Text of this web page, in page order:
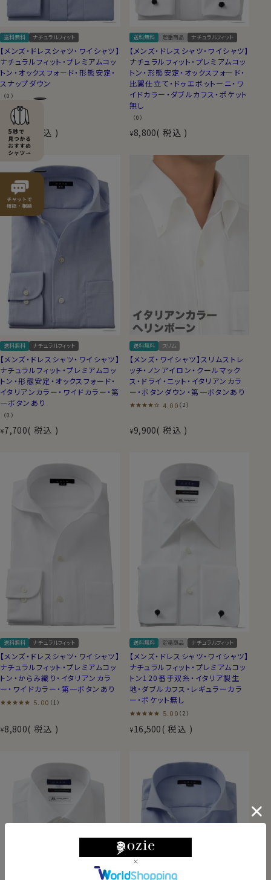
送料無料 ナチュラルフィット
【メンズ・ドレスシャツ・ワイシャツ】
ナチュラルフィット・プレミアムコッ
トン・オックスフォード・形態安定・
スナップダウン
（0）
7,700 税込
送料無料 定番商品 ナチュラルフィット
【メンズ・ドレスシャツ・ワイシャツ】
ナチュラルフィット・プレミアムコッ
トン・形態安定・オックスフォード・
比翼仕立て・ドゥエボットーニ・ワ
イドカラー・ダブルカフス・ポケット
無し
（0）
¥8,800 税込
送料無料 ナチュラルフィット
【メンズ・ドレスシャツ・ワイシャツ】
ナチュラルフィット・プレミアムコッ
トン・形態安定・オックスフォード・
イタリアンカラー・ワイドカラー・第
一ボタンあり
（0）
¥7,700 税込
送料無料 スリム
【メンズ・ワイシャツ】スリムストレ
ッチ・ノンアイロン・クールマック
ス・ドライ・ニット・イタリアンカラ
ー・ボタンダウン・第一ボタンあり
4.00 （2）
¥9,900 税込
送料無料 ナチュラルフィット
【メンズ・ドレスシャツ・ワイシャツ】
ナチュラルフィット・プレミアムコッ
トン・からみ織り・イタリアンカラ
ー・ワイドカラー・第一ボタンあり
5.00 （1）
¥8,800 税込
送料無料 定番商品 ナチュラルフィット
【メンズ・ドレスシャツ・ワイシャツ】
ナチュラルフィット・プレミアムコッ
トン120番手双糸・イタリア製生
地・ダブルカフス・レギュラーカラ
ー・ポケット無し
5.00 （2）
¥16,500 税込